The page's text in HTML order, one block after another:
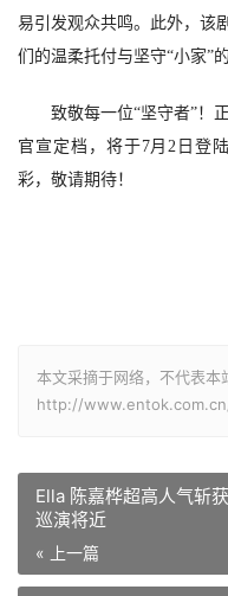
易引发观众共鸣。此外，该
们的温柔托付与坚守“小家”
致敬每一位“坚守者”！
官宣定档，将于7月 2日登
彩，敬请期待！
本文采摘于网络，不代表本
http://
Ella 陈嘉桦超高人气斩获最受欢
巡演将近
« 上一篇